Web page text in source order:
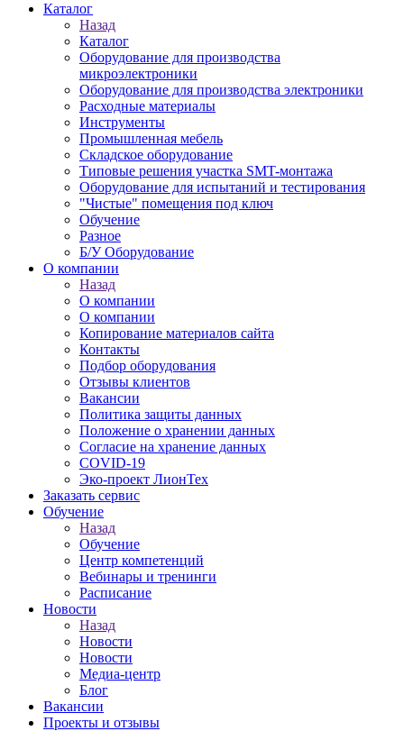
Каталог
Назад
Каталог
Оборудование для производства
микроэлектроники
Оборудование для производства электроники
Расходные материалы
Инструменты
Промышленная мебель
Складское оборудование
Типовые решения участка SMT-монтажа
Оборудование для испытаний и тестирования
"Чистые" помещения под ключ
Обучение
Разное
Б/У Оборудование
О компании
Назад
О компании
О компании
Копирование материалов сайта
Контакты
Подбор оборудования
Отзывы клиентов
Вакансии
Политика защиты данных
Положение о хранении данных
Согласие на хранение данных
COVID-19
Эко-проект ЛионТех
Заказать сервис
Обучение
Назад
Обучение
Центр компетенций
Вебинары и тренинги
Расписание
Новости
Назад
Новости
Новости
Медиа-центр
Блог
Вакансии
Проекты и отзывы